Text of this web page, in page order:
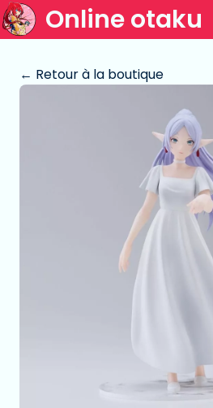
Online otaku
← Retour à la boutique